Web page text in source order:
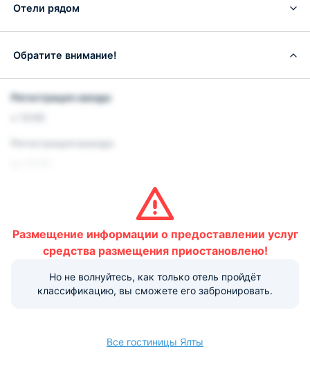
Отели рядом
Обратите внимание!
Регистрация заезда:
Условия и правила проживания:
Размещение домашних животных не допускается.
Варианты оплаты, доступные на ресепшене:
Безналичный Visa Euro/Mastercard МИР
Размещение информации о предоставлении услуг
средства размещения приостановлено!
Но не волнуйтесь, как только отель пройдёт
классификацию, вы сможете его забронировать.
Все гостиницы Ялты